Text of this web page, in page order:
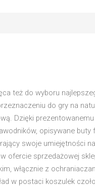
też do wyboru
do gry na
Dzięki
opisywane
swoje umiejętności
ofercie sprzedażowej
włącznie z
w postaci koszulek